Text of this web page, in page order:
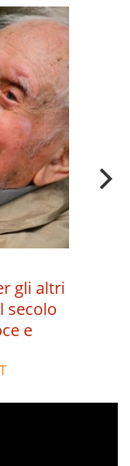
gli altri
secolo
e